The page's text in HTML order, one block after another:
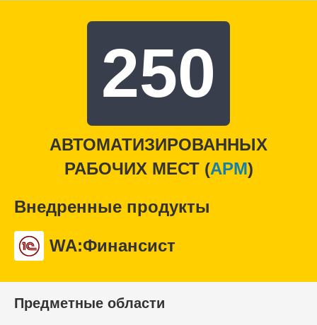
250
АВТОМАТИЗИРОВАННЫХ
РАБОЧИХ МЕСТ (APM)
Внедренные продукты
WA:Финансист
Предметные области